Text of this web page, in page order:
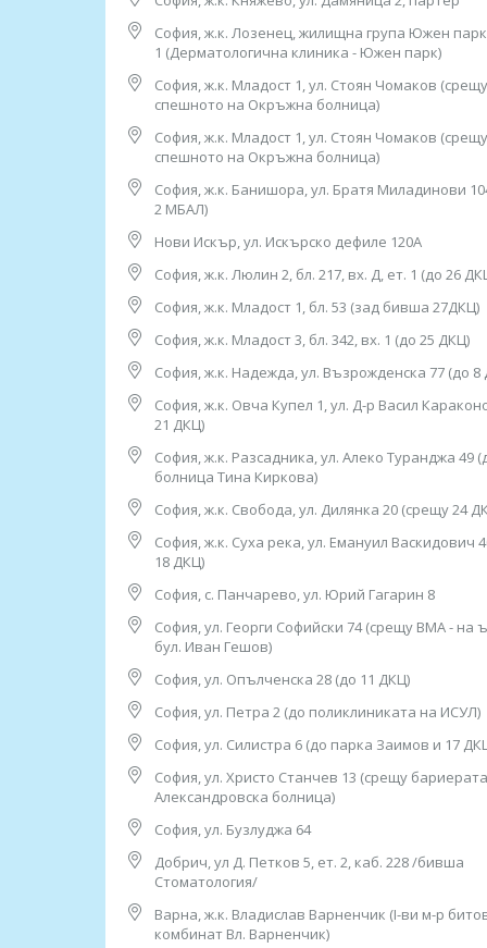
5. София, ж.к. "Княжево", ул. “Дамяница” 2,
тел: 0882 720 552
Работно време: 08.00ч до 16.00ч /от
6. София, ж.к. "Лозенец",
жилищна група "Южен Парк",
бл. 44, ет. 1 (в Дерматологична Клиника -
тел: 0882 115 120
Работно време:
09.00ч до 13.00ч /от понеделник до петък/
7. София, ж.к. "Младост" 1,
ул. "Стоян Чомаков“
(срещу входа на спешното на Окръжна
тел: 0882 244 828
Работно време:
07.30ч до 15.30ч /от понеделник до петък/
8. София, ж.к. “Банишора”, ул. “Братя
тел: 0882 861 675
Работно време: 08.00ч до 16.00ч /от
9. гр. Нови Искър, ул. "Искърско дефиле" 120А
(до 31 ДКЦ), тел: 0882 862 234
Работно време: 08.00ч до 16.00ч /от
10. София, ж.к. “Гоце Делчев”, ул. “Костенски
Работно време: 08.00ч до 16.00ч /от
11. София, ж.к. “Люлин” 2, бл. 217, вх. Д, ет. 1
тел: 0886 550 774
Работно време: 08.00ч до 16.00ч /от
12. София, ж.к. “Младост” 1, бл. 53 (зад бивша
тел: 0884 649 340
Работно време:
08.00ч до 16.00ч /от понеделник до петък/
13. София, ж.к. “Младост” 3, бл. 342, вх. 1 (до 25
тел: 0885 50 34 21
Работно време:
08.00ч до 16.00ч /от понеделник до петък/
14. София, ж.к. “Надежда”, ул. ”Възрожденска” 77
София, ж.к. Лозенец, жилищна група Южен парк,
1 (Дерматологична клиника - Южен парк)
София, ж.к. Младост 1, ул. Стоян Чомаков
спешното на Окръжна болница)
София, ж.к. Младост 1, ул. Стоян Чомаков
спешното на Окръжна болница)
София, ж.к. Банишора, ул. Братя Миладинови
2 МБАЛ)
Нови Искър, ул. Искърско дефиле 120А
София, ж.к. Люлин 2, бл. 217, вх. Д, ет. 1 (до 26
София, ж.к. Младост 1, бл. 53 (зад бивша 27ДКЦ)
София, ж.к. Младост 3, бл. 342, вх. 1 (до 25 ДКЦ)
София, ж.к. Надежда, ул. Възрожденска 77 (до 8
София, ж.к. Овча Купел 1, ул. Д-р Васил
21 ДКЦ)
София, ж.к. Разсадника, ул. Алеко Туранджа 49
болница Тина Киркова)
София, ж.к. Свобода, ул. Дилянка 20 (срещу 24
София, ж.к. Суха река, ул. Емануил Васкидович
18 ДКЦ)
София, с. Панчарево, ул. Юрий Гагарин 8
София, ул. Георги Софийски 74 (срещу ВМА - на
бул. Иван Гешов)
София, ул. Опълченска 28 (до 11 ДКЦ)
София, ул. Петра 2 (до поликлиниката на ИСУЛ)
София, ул. Силистра 6 (до парка Заимов и 17
София, ул. Христо Станчев 13 (срещу
Александровска болница)
София, ул. Бузлуджа 64
Добрич, ул Д. Петков 5, ет. 2, каб. 228 /бивша
Стоматология/
Варна, ж.к. Владислав Варненчик (I-ви м-р
комбинат Вл. Варненчик)